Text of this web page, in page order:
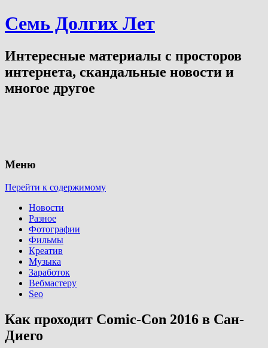
Семь Долгих Лет
Интересные материалы с просторов
интернета, скандальные новости и
многое другое
Меню
Перейти к содержимому
Новости
Разное
Фотографии
Фильмы
Креатив
Музыка
Заработок
Вебмастеру
Seo
Как проходит Comic-Con 2016 в Сан-
Диего